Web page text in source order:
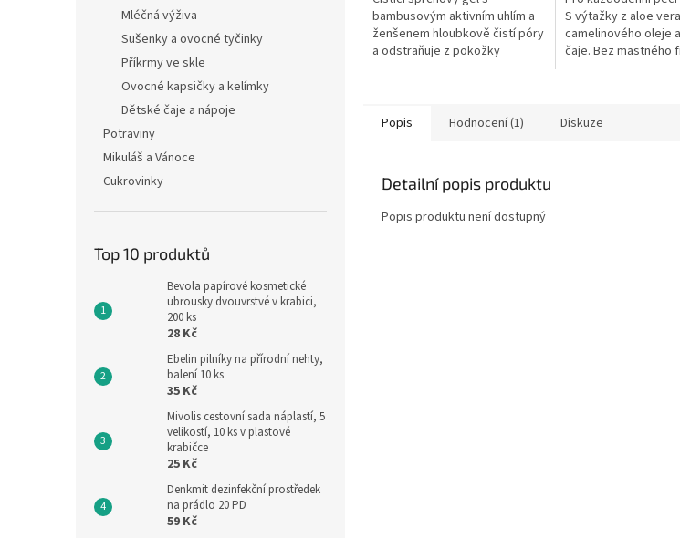
Mléčná výživa
Sušenky a ovocné tyčinky
Příkrmy ve skle
Ovocné kapsičky a kelímky
Dětské čaje a nápoje
Potraviny
Mikuláš a Vánoce
Cukrovinky
Top 10 produktů
Bevola papírové kosmetické
ubrousky dvouvrstvé v krabici,
200 ks
28 Kč
Ebelin pilníky na přírodní nehty,
balení 10 ks
35 Kč
Mivolis cestovní sada náplastí, 5
velikostí, 10 ks v plastové
krabičce
25 Kč
Denkmit dezinfekční prostředek
na prádlo 20 PD
59 Kč
bambusovým aktivním uhlím a
ženšenem hloubkově čistí póry
a odstraňuje z pokožky
S výtažky z aloe
camelinového oleje
čaje. Bez mastného
Popis Hodnocení (1) Diskuze
Detailní popis produktu
Popis produktu není dostupný